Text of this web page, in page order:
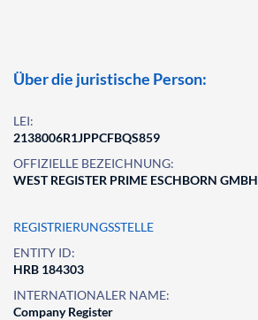
Über die juristische Person:
LEI:
2138006R1JPPCFBQS859
OFFIZIELLE BEZEICHNUNG:
WEST REGISTER PRIME ESCHBORN GMBH
REGISTRIERUNGSSTELLE
ENTITY ID:
HRB 184303
INTERNATIONALER NAME:
Company Register